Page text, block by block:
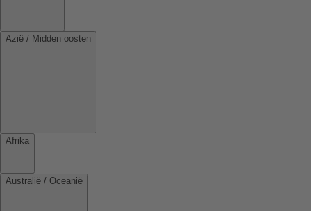
Azië / Midden oosten
Afrika
Australië / Oceanië